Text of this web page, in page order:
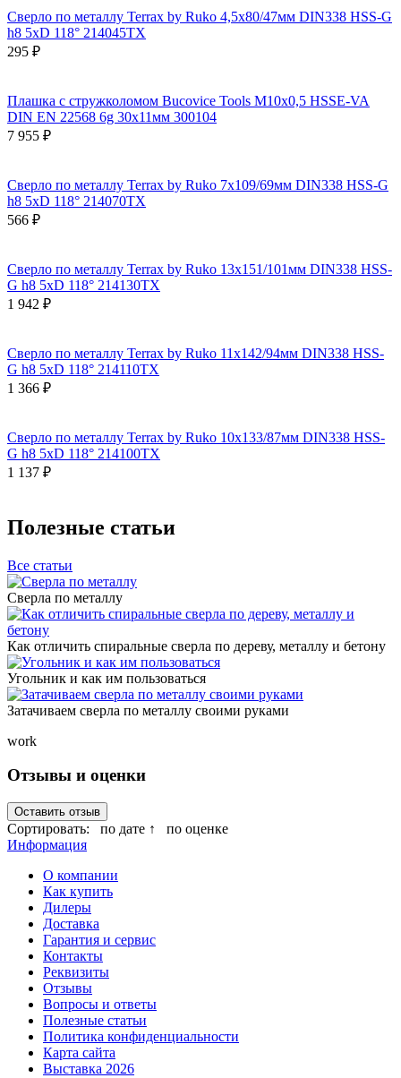
Сверло по металлу Terrax by Ruko 4,5x80/47мм DIN338 HSS-G
h8 5xD 118° 214045TX
295 ₽
Плашка с стружколомом Bucovice Tools М10х0,5 HSSE-VA
DIN EN 22568 6g 30х11мм 300104
7 955 ₽
Сверло по металлу Terrax by Ruko 7x109/69мм DIN338 HSS-G
h8 5xD 118° 214070TX
566 ₽
Сверло по металлу Terrax by Ruko 13x151/101мм DIN338 HSS-
G h8 5xD 118° 214130TX
1 942 ₽
Сверло по металлу Terrax by Ruko 11x142/94мм DIN338 HSS-
G h8 5xD 118° 214110TX
1 366 ₽
Сверло по металлу Terrax by Ruko 10x133/87мм DIN338 HSS-
G h8 5xD 118° 214100TX
1 137 ₽
Полезные статьи
Все статьи
Сверла по металлу
Как отличить спиральные сверла по дереву, металлу и бетону
Угольник и как им пользоваться
Затачиваем сверла по металлу своими руками
work
Отзывы и оценки
Оставить отзыв
Сортировать: по дате ↑
по оценке
Информация
О компании
Как купить
Дилеры
Доставка
Гарантия и сервис
Контакты
Реквизиты
Отзывы
Вопросы и ответы
Полезные статьи
Политика конфиденциальности
Карта сайта
Выставка 2026